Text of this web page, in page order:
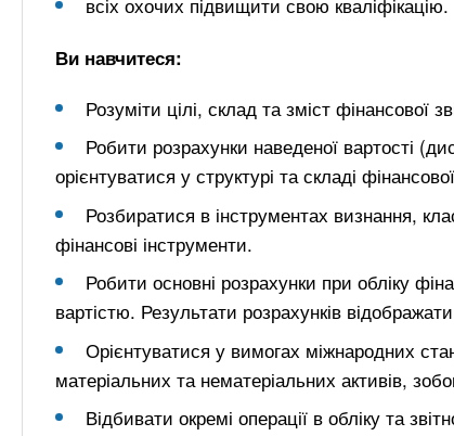
Ви навчитеся:
Розуміти цілі, склад та зміст фінансової
Робити розрахунки наведеної вартості
орієнтуватися у структурі та складі
Розбиратися в інструментах визнання,
фінансові інструменти.
Робити основні розрахунки при обліку
вартістю. Результати розрахунків
Орієнтуватися у вимогах міжнародних
матеріальних та нематеріальних активів,
Відбивати окремі операції в обліку та